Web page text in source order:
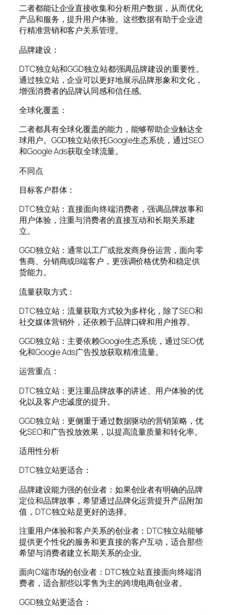
二者都能让企业直接收集和分析用户数据，从而优化
产品和服务，提升用户体验。这些数据有助于企业进
行精准营销和客户关系管理。
品牌建设：
DTC独立站和GGD独立站都强调品牌建设的重要性。
通过独立站，企业可以更好地展示品牌形象和文化，
增强消费者的品牌认同感和信任感。
全球化覆盖：
二者都具有全球化覆盖的能力，能够帮助企业触达全
球用户。GGD独立站依托Google生态系统，通过SEO
和Google Ads获取全球流量。
不同点
目标客户群体：
DTC独立站：直接面向终端消费者，强调品牌故事和
用户体验，注重与消费者的直接互动和长期关系建
立。
GGD独立站：通常以工厂或批发商身份运营，面向零
售商、分销商或B端客户，更强调价格优势和稳定供
货能力。
流量获取方式：
DTC独立站：流量获取方式较为多样化，除了SEO和
社交媒体营销外，还依赖于品牌口碑和用户推荐。
GGD独立站：主要依赖Google生态系统，通过SEO优
化和Google Ads广告投放获取精准流量。
运营重点：
DTC独立站：更注重品牌故事的讲述、用户体验的优
化以及客户忠诚度的提升。
GGD独立站：更侧重于通过数据驱动的营销策略，优
化SEO和广告投放效果，以提高流量质量和转化率。
适用性分析
DTC独立站更适合：
品牌建设能力强的创业者：如果创业者有明确的品牌
定位和品牌故事，希望通过品牌化运营提升产品附加
值，DTC独立站是更好的选择。
注重用户体验和客户关系的创业者：DTC独立站能够
提供更个性化的服务和更直接的客户互动，适合那些
希望与消费者建立长期关系的企业。
面向C端市场的创业者：DTC独立站直接面向终端消
费者，适合那些以零售为主的跨境电商创业者。
GGD独立站更适合：